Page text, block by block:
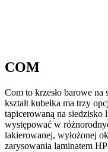
COM
Com to krzesło barowe
kształt kubełka ma trzy
tapicerowaną na siedzisko
występować w
lakierowanej, wyłożonej
zarysowania laminatem